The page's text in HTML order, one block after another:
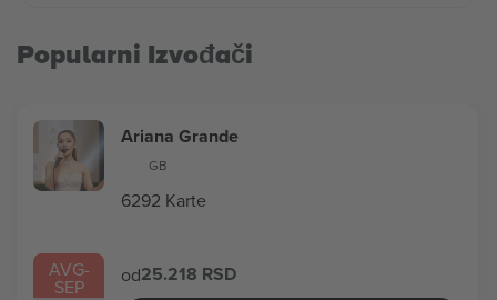
Popularni Izvođači
AVG-
SEP
Ariana Grande
GB
6292 Karte
od25.218 RSD